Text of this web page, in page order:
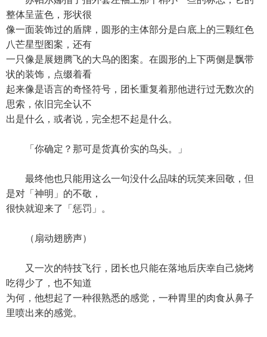
整体呈蓝色，形状很
像一面装饰过的盾牌，圆形的主体部分是白底上的三颗红色
八芒星型图案，还有
一只像是展翅腾飞的大鸟的图案。在圆形的上下两侧是飘带
状的装饰，点缀着看
起来像是语言的奇怪符号，团长重复着那他进行过无数次的
思索，依旧完全认不
出是什么，或者说，完全想不起是什么。
「你确定？那可是货真价实的鸟头。」
最终他也只能用这么一句没什么品味的玩笑来回敬，但
是对「神明」的不敬，
很快就迎来了「惩罚」。
（扇动翅膀声）
又一次的特技飞行，团长也只能在落地后庆幸自己烧烤
吃得少了，也不知道
为何，他想起了一种很熟悉的感觉，一种胃里的肉食从鼻子
里喷出来的感觉。